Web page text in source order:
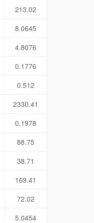
213.02
8.0645
4.8076
0.1776
0.512
2330.41
0.1978
88.75
38.71
169.41
72.02
5.0454